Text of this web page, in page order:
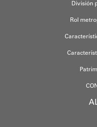
División
Rol